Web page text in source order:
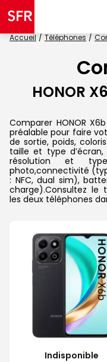
Accueil Téléphones
HONOR
Comparer HONOR
préalable pour faire
de sortie, poids,
taille et type
résolution et
photo,connectivité
: NFC, dual sim),
charge).Consultez le
les deux téléphones
Indisponible